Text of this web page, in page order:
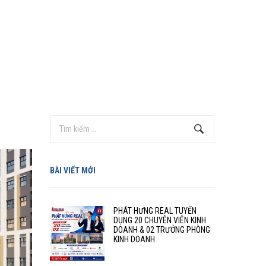
BÀI VIẾT MỚI
PHÁT HƯNG REAL TUYỂN
DỤNG 20 CHUYÊN VIÊN KINH
DOANH & 02 TRƯỞNG PHÒNG
KINH DOANH